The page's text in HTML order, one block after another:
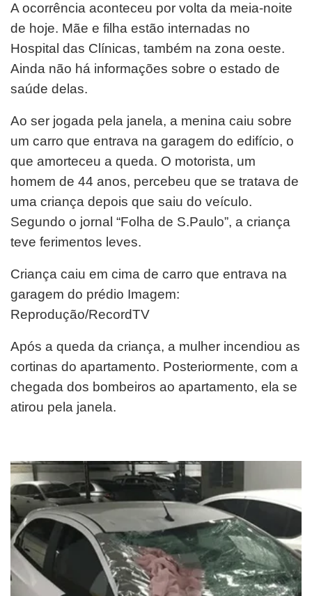
A ocorrência aconteceu por volta da meia-noite
de hoje. Mãe e filha estão internadas no
Hospital das Clínicas, também na zona oeste.
Ainda não há informações sobre o estado de
saúde delas.
Ao ser jogada pela janela, a menina caiu sobre
um carro que entrava na garagem do edifício, o
que amorteceu a queda. O motorista, um
homem de 44 anos, percebeu que se tratava de
uma criança depois que saiu do veículo.
Segundo o jornal “Folha de S.Paulo”, a criança
teve ferimentos leves.
Criança caiu em cima de carro que entrava na
garagem do prédio Imagem:
Reprodução/RecordTV
Após a queda da criança, a mulher incendiou as
cortinas do apartamento. Posteriormente, com a
chegada dos bombeiros ao apartamento, ela se
atirou pela janela.